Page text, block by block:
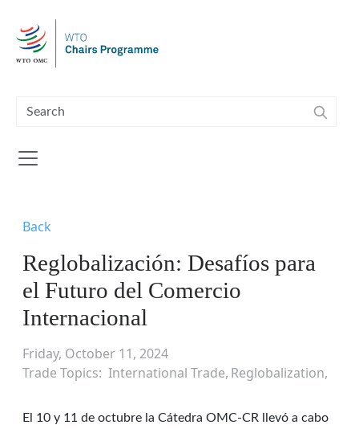
Back
Reglobalización: Desafíos para
el Futuro del Comercio
Internacional
Friday, October 11, 2024
Trade Topics International Trade Reglobalization
El 10 y 11 de octubre la Cátedra OMC-CR llevó a cabo